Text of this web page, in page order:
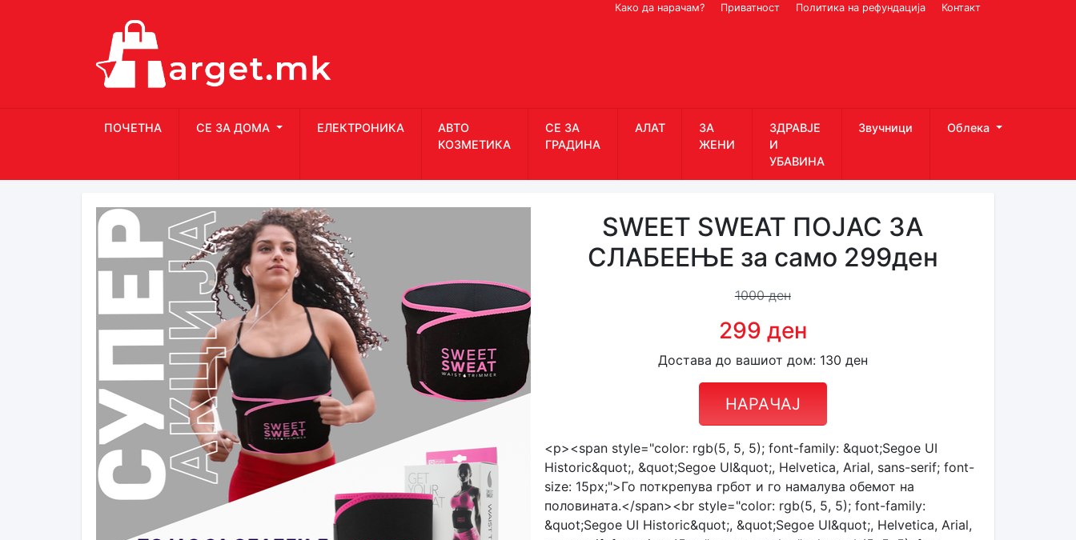
Како да нарачам? Приватност Политика на рефундација Контакт
ПОЧЕТНА СЕ ЗА ДОМА ЕЛЕКТРОНИКА
АВТО
КОЗМЕТИКА
СЕ ЗА
ГРАДИНА
АЛАТ
ЗА
ЖЕНИ
ЗДРАВЈЕ
И
УБАВИНА
Звучници Облека
SWEET SWEAT ПОЈАС ЗА
СЛАБЕЕЊЕ за само 299ден
1000 ден
299 ден
Достава до вашиот дом: 130 ден
НАРАЧАЈ
<p><span style="color: rgb(5, 5, 5); font-family: &quot;Segoe UI
Historic&quot;, &quot;Segoe UI&quot;, Helvetica, Arial, sans-serif; font-
size: 15px;">Го поткрепува грбот и го намалува обемот на
половината.</span><br style="color: rgb(5, 5, 5); font-family:
&quot;Segoe UI Historic&quot;, &quot;Segoe UI&quot;, Helvetica, Arial,